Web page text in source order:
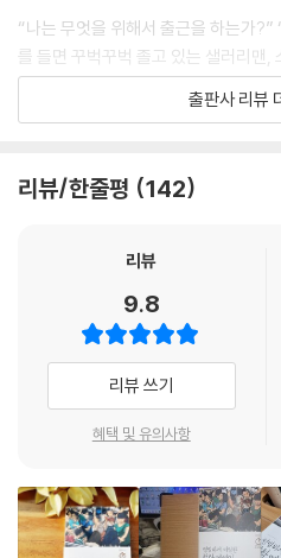
“나는 무엇을 위해서 출근을 하는가
를 들면 꾸벅꾸벅 졸고 있는 샐러리맨,
고판, 손잡이가 눈에 들어온다. 매일 보
게 보인다. 사람들이 존재한다는 사실
보이는 이 순간이 바로 비범한 순간이
범은 이처럼 동전의 양면처럼 나타난
겉으로 드러나지만 비범은 안으로 은
평범 속에 감추어진 비범을 발견하기
관점을 가져야 한다.
사건들, 일상의 느낌을 철학적으로 풀
상을 비범한 관점에서 해석한 이야기
일상의 삶의 공간에서, 그리고 영화를
출판사 리뷰
리뷰/한줄평 142
리뷰
9.8
리뷰 쓰기
혜택 및 유의사항